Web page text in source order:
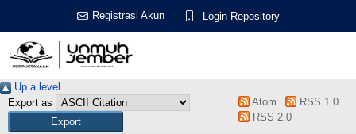
Registrasi Akun Login Repository
Up a level
Export as
Atom
RSS 1.0
RSS 2.0